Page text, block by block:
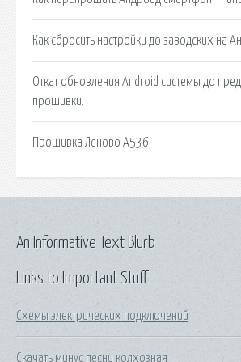
Как сбросить настройки до заводских на
Откат обновления Аndroid системы до
прошивки.
Прошивка Леново А536.
Links to Important Stuff
Схемы электрических подключений
Скачать минус песни колхозная
An Informative Text Blurb